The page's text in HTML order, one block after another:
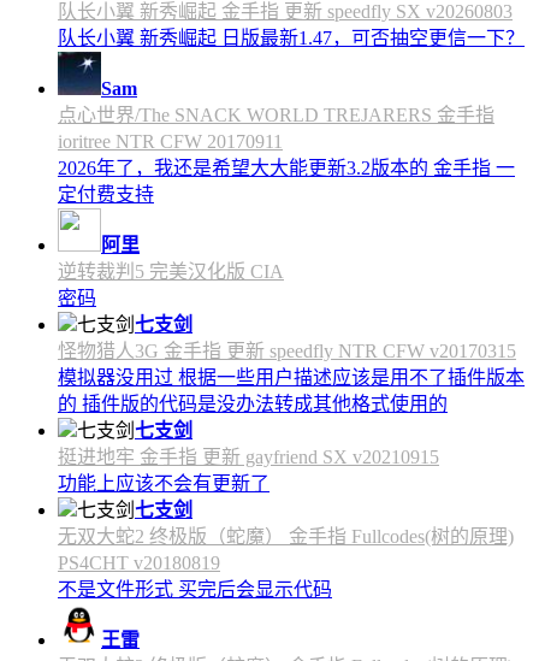
队长小翼 新秀崛起 金手指 更新 speedfly SX v20260803
队长小翼 新秀崛起 日版最新1.47，可否抽空更信一下？
Sam
点心世界/The SNACK WORLD TREJARERS 金手指
ioritree NTR CFW 20170911
2026年了，我还是希望大大能更新3.2版本的 金手指 一
定付费支持
阿里
逆转裁判5 完美汉化版 CIA
密码
七支剑
怪物猎人3G 金手指 更新 speedfly NTR CFW v20170315
模拟器没用过 根据一些用户描述应该是用不了插件版本
的 插件版的代码是没办法转成其他格式使用的
七支剑
挺进地牢 金手指 更新 gayfriend SX v20210915
功能上应该不会有更新了
七支剑
无双大蛇2 终极版（蛇魔） 金手指 Fullcodes(树的原理)
PS4CHT v20180819
不是文件形式 买完后会显示代码
王雷